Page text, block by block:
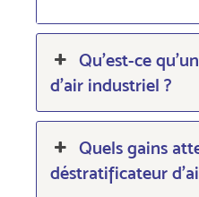
Qu’est-ce
d’air industriel ?
Quels gains
déstratificateur